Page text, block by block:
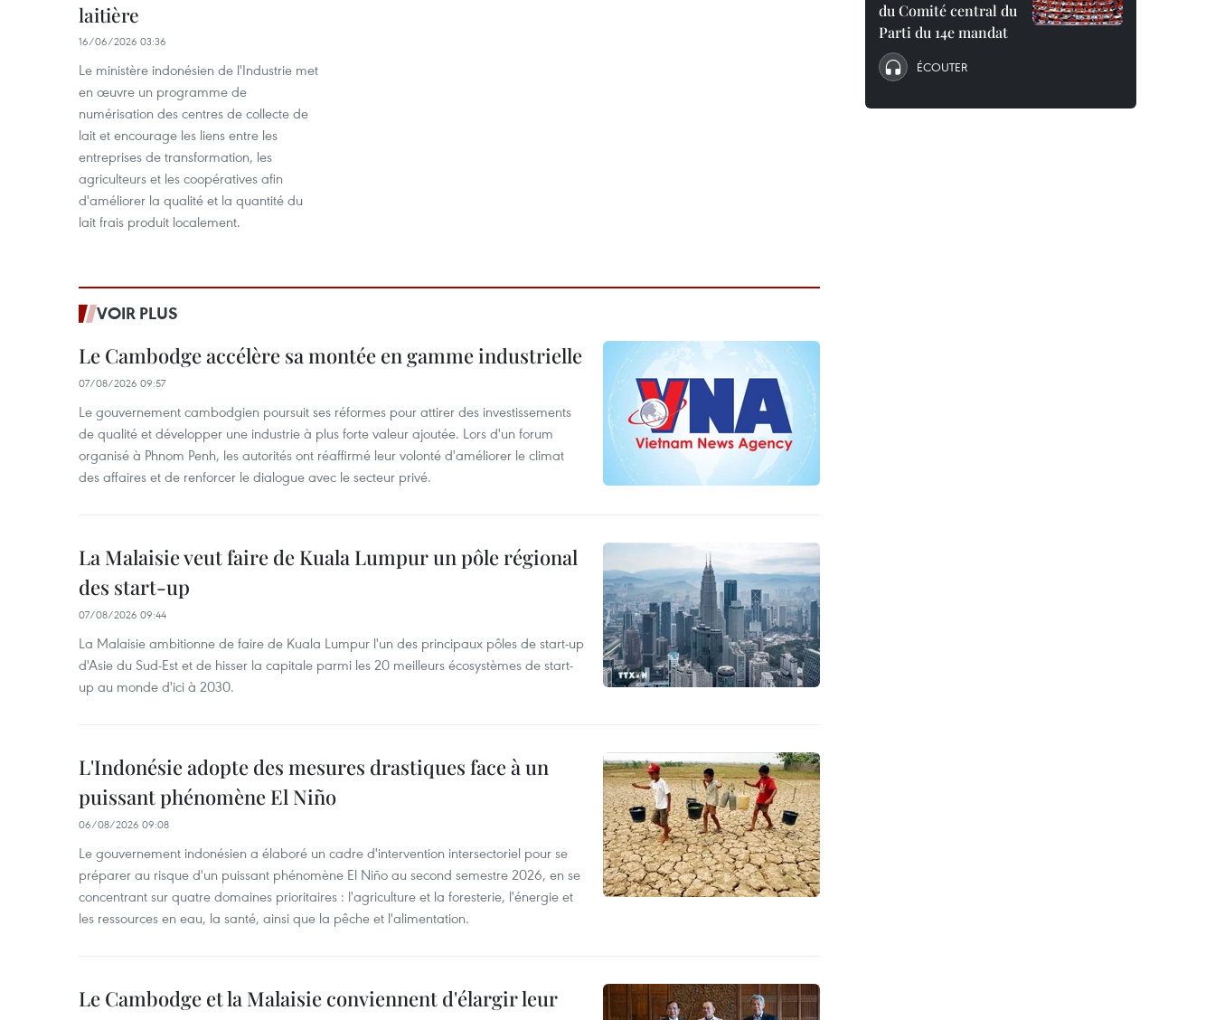
laitière
16/06/2026 03:36
Le ministère indonésien de l'Industrie met
en œuvre un programme de
numérisation des centres de collecte de
lait et encourage les liens entre les
entreprises de transformation, les
agriculteurs et les coopératives afin
d'améliorer la qualité et la quantité du
lait frais produit localement.
VOIR PLUS
Le Cambodge accélère sa montée en gamme industrielle
07/08/2026 09:57
Le gouvernement cambodgien poursuit ses réformes pour attirer des investissements
de qualité et développer une industrie à plus forte valeur ajoutée. Lors d'un forum
organisé à Phnom Penh, les autorités ont réaffirmé leur volonté d'améliorer le climat
des affaires et de renforcer le dialogue avec le secteur privé.
La Malaisie veut faire de Kuala Lumpur un pôle régional
des start-up
07/08/2026 09:44
La Malaisie ambitionne de faire de Kuala Lumpur l'un des principaux pôles de start-up
d'Asie du Sud-Est et de hisser la capitale parmi les 20 meilleurs écosystèmes de start-
up au monde d'ici à 2030.
L'Indonésie adopte des mesures drastiques face à un
puissant phénomène El Niño
06/08/2026 09:08
Le gouvernement indonésien a élaboré un cadre d'intervention intersectoriel pour se
préparer au risque d'un puissant phénomène El Niño au second semestre 2026, en se
concentrant sur quatre domaines prioritaires : l'agriculture et la foresterie, l'énergie et
les ressources en eau, la santé, ainsi que la pêche et l'alimentation.
Le Cambodge et la Malaisie conviennent d'élargir leur
du Comité central du
Parti du 14e mandat
ÉCOUTER